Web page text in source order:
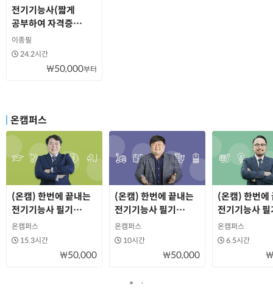
전기기능사(짧게
공부하여 자격증
취득하기) -
연상기억법
이종필
24.2시간
₩50,000부터
온캠퍼스
(온캠) 한번에 끝내는
전기기능사 필기
(1과목 : 전기이론)
온캠퍼스
15.3시간
₩50,000
(온캠) 한번에 끝내는
전기기능사 필기
(2과목 : 전기기기)
온캠퍼스
10시간
₩50,000
(온캠) 한번에
전기기능사 필
(3과목 : 전기
온캠퍼스
6.5시간